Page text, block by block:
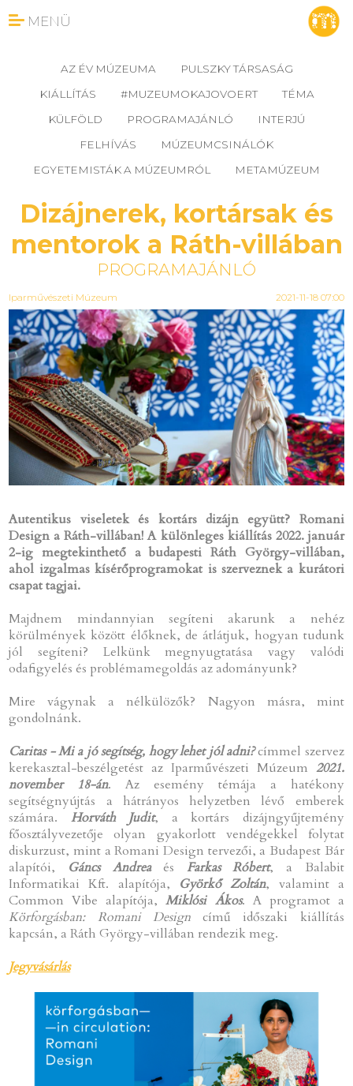
MENÜ
AZ ÉV MÚZEUMA
PULSZKY TÁRSASÁG
KIÁLLÍTÁS
#MUZEUMOKAJOVOERT
TÉMA
KÜLFÖLD
PROGRAMAJÁNLÓ
INTERJÚ
FELHÍVÁS
MÚZEUMCSINÁLÓK
EGYETEMISTÁK A MÚZEUMRÓL
METAMÚZEUM
Dizájnerek, kortársak és
mentorok a Ráth-villában
PROGRAMAJÁNLÓ
Iparművészeti Múzeum 2021-11-18 07:00
Autentikus viseletek és kortárs dizájn együtt? Romani
Design a Ráth-villában! A különleges kiállítás 2022. január
2-ig megtekinthető a budapesti Ráth György-villában,
ahol izgalmas kísérőprogramokat is szerveznek a kurátori
csapat tagjai.
Majdnem mindannyian segíteni akarunk a nehéz
körülmények között élőknek, de átlátjuk, hogyan tudunk
jól segíteni? Lelkünk megnyugtatása vagy valódi
odafigyelés és problémamegoldás az adományunk?
Mire vágynak a nélkülözők? Nagyon másra, mint
gondolnánk.
Caritas - Mi a jó segítség, hogy lehet jól adni?címmel szervez
kerekasztal-beszélgetést az Iparművészeti Múzeum 2021.
november 18-án. Az esemény témája a hatékony
segítségnyújtás a hátrányos helyzetben lévő emberek
számára. Horváth Judit, a kortárs dizájngyűjtemény
főosztályvezetője olyan gyakorlott vendégekkel folytat
diskurzust, mint a Romani Design tervezői, a Budapest Bár
alapítói, Gáncs Andreaés Farkas Róbert, a Balabit
Informatikai Kft. alapítója, Györkő Zoltán, valamint a
Common Vibe alapítója,Miklósi Ákos. A programot a
Körforgásban: Romani Designcímű időszaki kiállítás
kapcsán, a Ráth György-villában rendezik meg.
Jegyvásárlás